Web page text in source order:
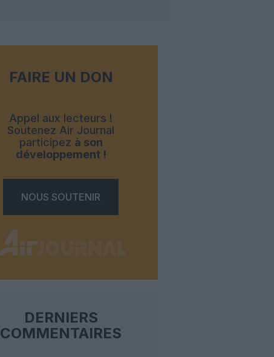
FAIRE UN DON
Appel aux lecteurs !
Soutenez Air Journal
participez à son
développement !
NOUS SOUTENIR
DERNIERS
COMMENTAIRES